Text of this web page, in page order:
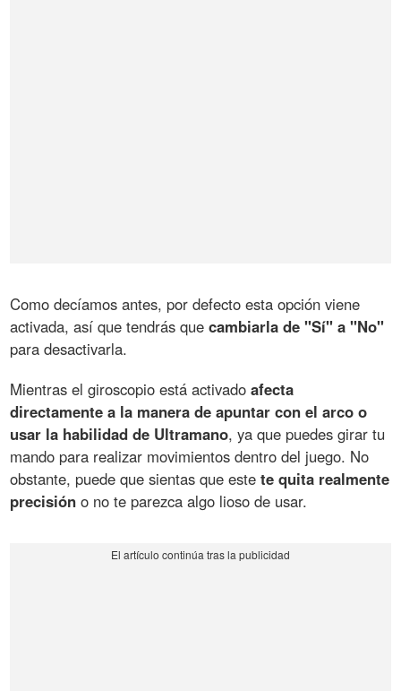
Como decíamos antes, por defecto esta opción viene
activada, así que tendrás quecambiarla de "Sí" a "No"
para desactivarla.
Mientras el giroscopio está activadoafecta
directamente a la manera de apuntar con el arco o
usar la habilidad de Ultramano, ya que puedes girar tu
mando para realizar movimientos dentro del juego. No
obstante, puede que sientas que estete quita realmente
precisión o no te parezca algo lioso de usar.